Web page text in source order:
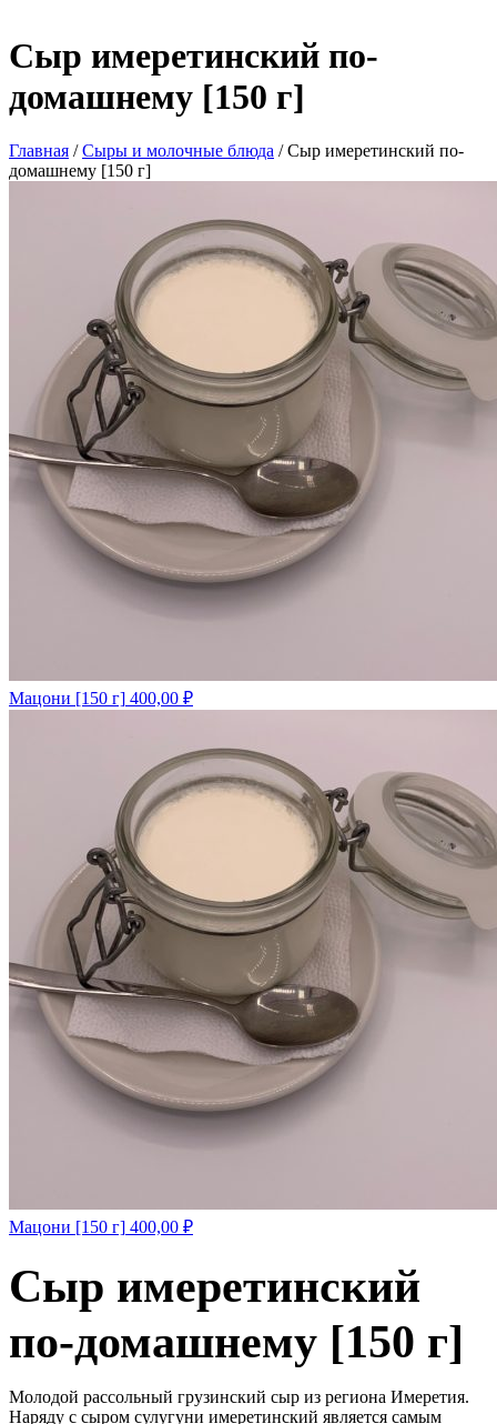
Сыр имеретинский по-
домашнему [150 г]
Главная /Сыры и молочные блюда /Сыр имеретинский по-
домашнему [150 г]
Мацони [150 г] 400,00 ₽
Мацони [150 г] 400,00 ₽
Сыр имеретинский
по-домашнему [150 г]
Молодой рассольный грузинский сыр из региона Имеретия.
Наряду с сыром сулугуни имеретинский является самым